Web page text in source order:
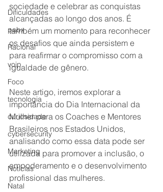
Dificuldades
pabx
Racional
voip
Foco
tecnologia
curiosidade
cybersecurity
Marketing
Notícias
Natal
sociedade e celebrar as conquistas
alcançadas ao longo dos anos. É
também um momento para reconhecer
os desafios que ainda persistem e
para reafirmar o compromisso com a
igualdade de gênero.
Neste artigo, iremos explorar a
importância do Dia Internacional da
Mulher para os Coaches e Mentores
Brasileiros nos Estados Unidos,
analisando como essa data pode ser
utilizada para promover a inclusão, o
empoderamento e o desenvolvimento
profissional das mulheres.